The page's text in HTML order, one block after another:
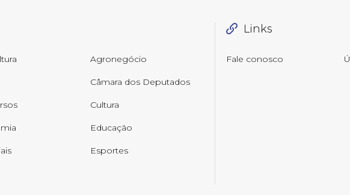
Agronegócio
Câmara dos Deputados
Cultura
Educação
Esportes
Links
Fale conosco